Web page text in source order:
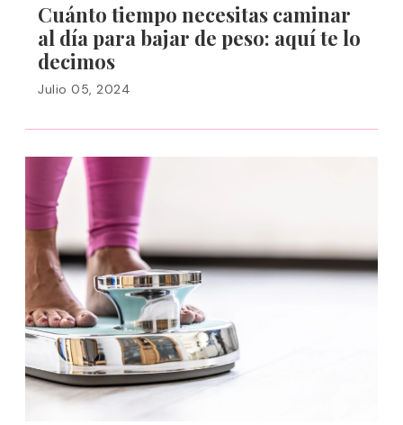
Cuánto tiempo necesitas caminar
al día para bajar de peso: aquí te lo
decimos
Julio 05, 2024